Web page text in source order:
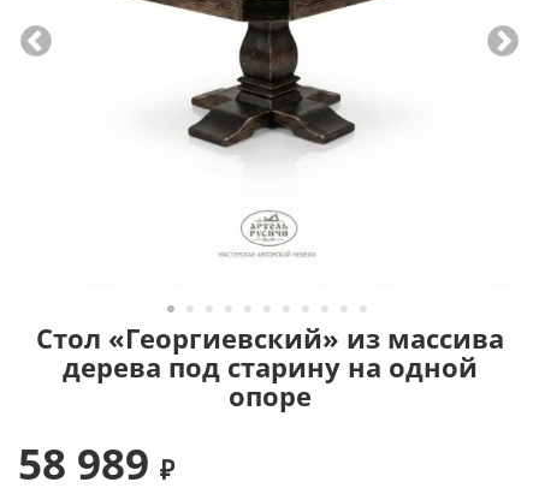
Стол «Георгиевский» из массива
дерева под старину на одной
опоре
58 989